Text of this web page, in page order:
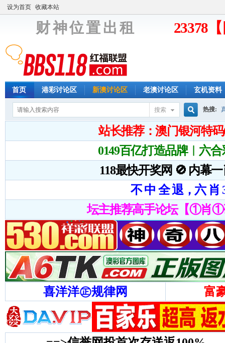
设为首页 收藏本站
财 神 位 置 出 租 23378
首页 港彩讨论区 新澳讨论区 老澳讨论区 玄机资料
搜索
搜
索
热搜: